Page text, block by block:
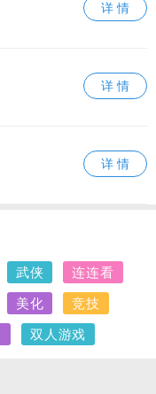
详 情
详 情
详 情
武侠 连连看
美化 竞技
双人游戏